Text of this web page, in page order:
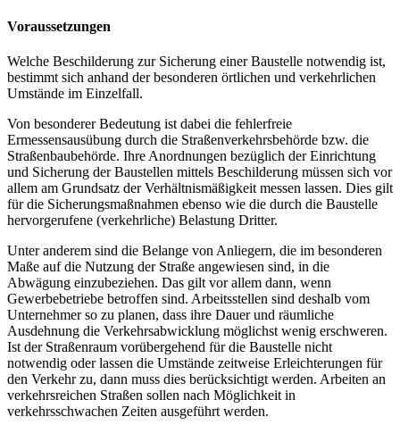
Voraussetzungen
Welche Beschilderung zur Sicherung einer Baustelle notwendig ist,
bestimmt sich anhand der besonderen örtlichen und verkehrlichen
Umstände im Einzelfall.
Von besonderer Bedeutung ist dabei die fehlerfreie
Ermessensausübung durch die Straßenverkehrsbehörde bzw. die
Straßenbaubehörde. Ihre Anordnungen bezüglich der Einrichtung
und Sicherung der Baustellen mittels Beschilderung müssen sich vor
allem am Grundsatz der Verhältnismäßigkeit messen lassen. Dies gilt
für die Sicherungsmaßnahmen ebenso wie die durch die Baustelle
hervorgerufene (verkehrliche) Belastung Dritter.
Unter anderem sind die Belange von Anliegern, die im besonderen
Maße auf die Nutzung der Straße angewiesen sind, in die
Abwägung einzubeziehen. Das gilt vor allem dann, wenn
Gewerbebetriebe betroffen sind. Arbeitsstellen sind deshalb vom
Unternehmer so zu planen, dass ihre Dauer und räumliche
Ausdehnung die Verkehrsabwicklung möglichst wenig erschweren.
Ist der Straßenraum vorübergehend für die Baustelle nicht
notwendig oder lassen die Umstände zeitweise Erleichterungen für
den Verkehr zu, dann muss dies berücksichtigt werden. Arbeiten an
verkehrsreichen Straßen sollen nach Möglichkeit in
verkehrsschwachen Zeiten ausgeführt werden.